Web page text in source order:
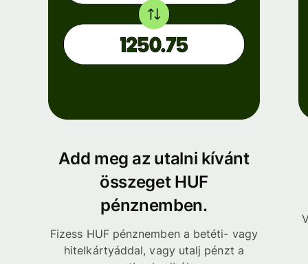
Add meg az utalni kívánt
összeget HUF
pénznemben.
Fizess HUF pénznemben a betéti- vagy
hitelkártyáddal, vagy utalj pénzt a